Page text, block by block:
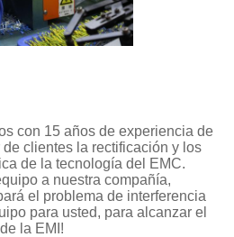
con 15 años de experiencia de
de clientes la rectificación y los
de la tecnología del EMC.
a nuestra compañía,
el problema de interferencia
para usted, para alcanzar el
la EMI!